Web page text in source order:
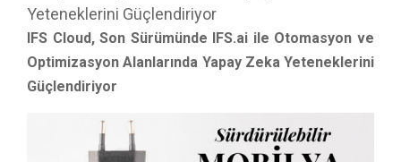
Yeteneklerini Güçlendiriyor
IFS Cloud, Son Sürümünde IFS.ai ile Otomasyon ve
Optimizasyon Alanlarında Yapay Zeka Yeteneklerini
Güçlendiriyor